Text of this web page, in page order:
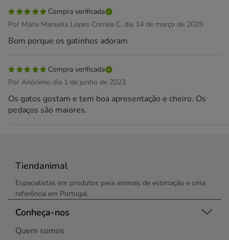
Compra verificada
Por Maria Manuela Lopes Correia C. dia 14 de março de 2025
Bom porque os gatinhos adoram
Compra verificada
Por Anónimo dia 1 de junho de 2023
Os gatos gostam e tem boa apresentação e cheiro. Os
pedaços são maiores.
Tiendanimal
Especialistas em produtos para animais de estimação e uma
referência em Portugal.
Conheça-nos
Quem somos